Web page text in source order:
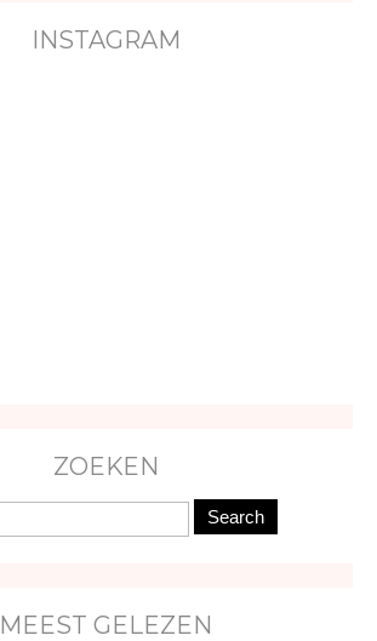
INSTAGRAM
ZOEKEN
Search
MEEST GELEZEN